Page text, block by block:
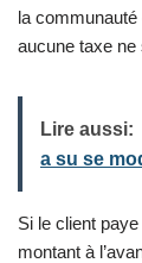
la
aucune taxe ne
Lire aussi:
a su se
Si le client
montant à